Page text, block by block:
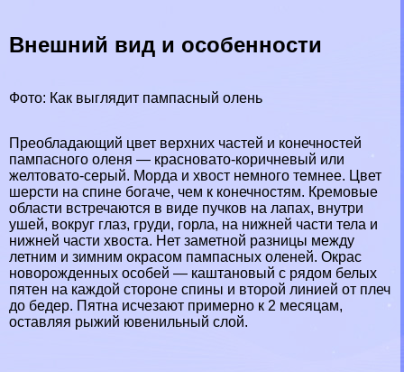
Внешний вид и особенности
Фото: Как выглядит пампасный олень
Преобладающий цвет верхних частей и конечностей
пампасного оленя — красновато-коричневый или
желтовато-серый. Морда и хвост немного темнее. Цвет
шерсти на спине богаче, чем к конечностям. Кремовые
области встречаются в виде пучков на лапах, внутри
ушей, вокруг глаз, гpyди, горла, на нижней части тела и
нижней части хвоста. Нет заметной разницы между
летним и зимним окрасом пампасных оленей. Окрас
новорожденных особей — каштановый с рядом белых
пятен на каждой стороне спины и второй линией от плеч
до бедер. Пятна исчезают примерно к 2 месяцам,
оставляя рыжий ювенильный слой.